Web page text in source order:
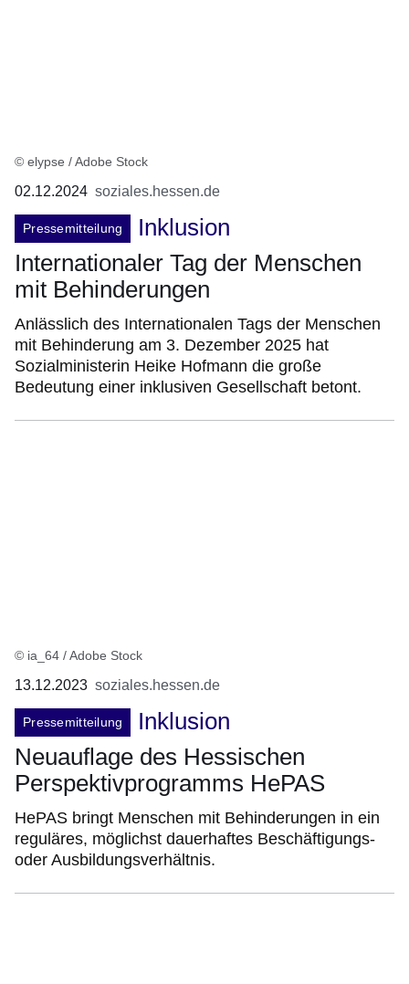
© elypse / Adobe Stock
02.12.2024 soziales.hessen.de
Pressemitteilung
Inklusion
Internationaler Tag der Menschen
mit Behinderungen
Anlässlich des Internationalen Tags der Menschen
mit Behinderung am 3. Dezember 2025 hat
Sozialministerin Heike Hofmann die große
Bedeutung einer inklusiven Gesellschaft betont.
© ia_64 / Adobe Stock
13.12.2023 soziales.hessen.de
Pressemitteilung
Inklusion
Neuauflage des Hessischen
Perspektivprogramms HePAS
HePAS bringt Menschen mit Behinderungen in ein
reguläres, möglichst dauerhaftes Beschäftigungs-
oder Ausbildungsverhältnis.